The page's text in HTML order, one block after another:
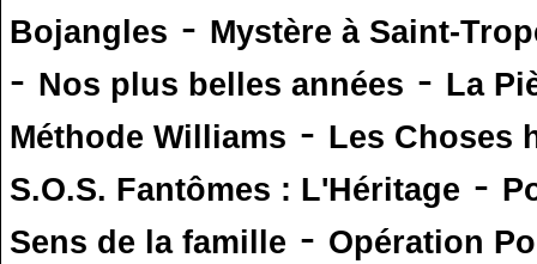
Bojangles - Mystère à Saint-
- Nos plus belles années - La
Méthode Williams - Les Choses
S.O.S. Fantômes : L'Héritage -
Sens de la famille - Opération